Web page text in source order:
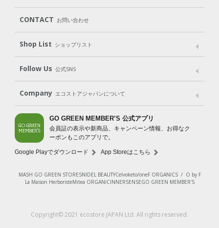
Body（ボディ） Hair（ヘア） Oral care（オーラルケア）
Goods （グッズ）
Gift set
Subscription（定期便）
CONTACT お問い合わせ
Shop List ショップリスト
Shop List
Follow Us 公式SNS
LINE＠ Instagram Facebook
Company エコストアジャパンについて
会社案内 ご利用規約
プライバシーポリシー
特定商取引法に基づく表示
免責事項
法人会員サービス
New Zealand Site
GO GREEN MEMBER’S 公式アプリ
会員証の表示や新商品、キャンペーン情報、お得なク
ーポンもこのアプリで。
Google Playでダウンロード App Storeはこちら
MASH GO GREEN STORESNIDEL BEAUTYCelvoketo/oneF ORGANICS/ O by F
La Maison HerboristeMitea ORGANICINNERSENSEGO GREEN MEMBER'S
Copyright© 2021 ecostore JAPAN Ltd. All rights reserved.